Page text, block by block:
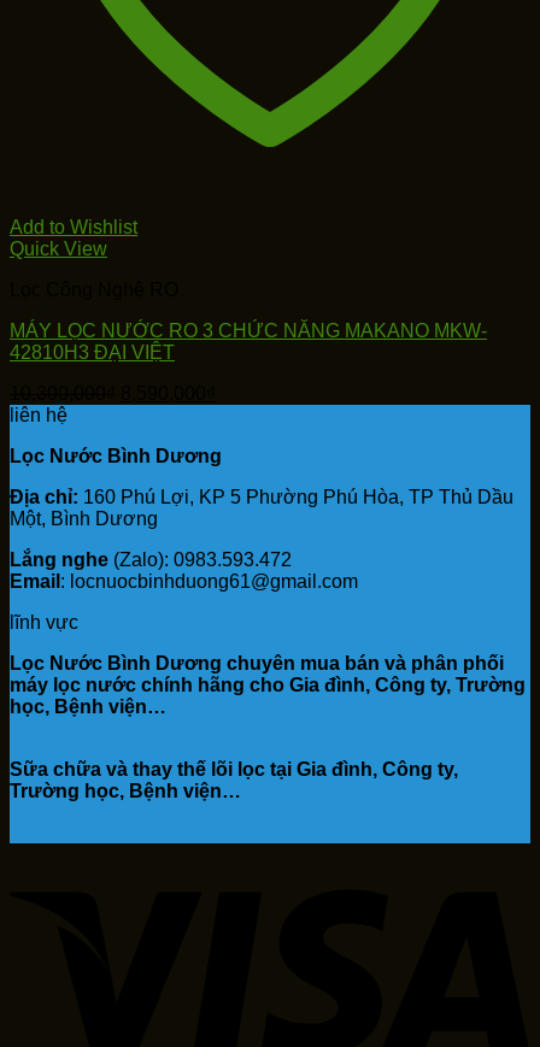
Add to Wishlist
Quick View
MÁY LỌC NƯỚC RO 3 CHỨC NĂNG MAKANO MKW-
42810H3 ĐẠI VIỆT
10,300,000₫.là:
liên hệ
Lọc Nước Bình Dương
Địa chỉ: 160 Phú Lợi, KP 5 Phường Phú Hòa, TP Thủ Dầu
Một, Bình Dương
Lắng nghe (Zalo): 0983.593.472
Email : locnuocbinhduong61@gmail.com
lĩnh vực
Lọc Nước Bình Dương chuyên mua bán và phân phối
máy lọc nước chính hãng cho Gia đình, Công ty, Trường
học, Bệnh viện…
Sữa chữa và thay thế lõi lọc tại Gia đình, Công ty,
Trường học, Bệnh viện…